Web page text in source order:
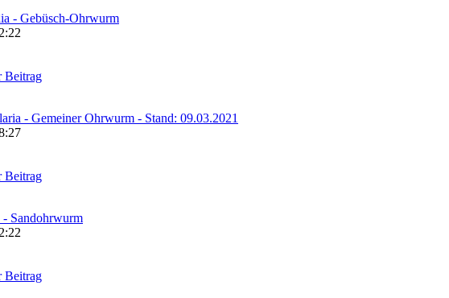
- Gebüsch-Ohrwurm
Beitrag
- Gemeiner Ohrwurm - Stand: 09.03.2021
Beitrag
Sandohrwurm
Beitrag